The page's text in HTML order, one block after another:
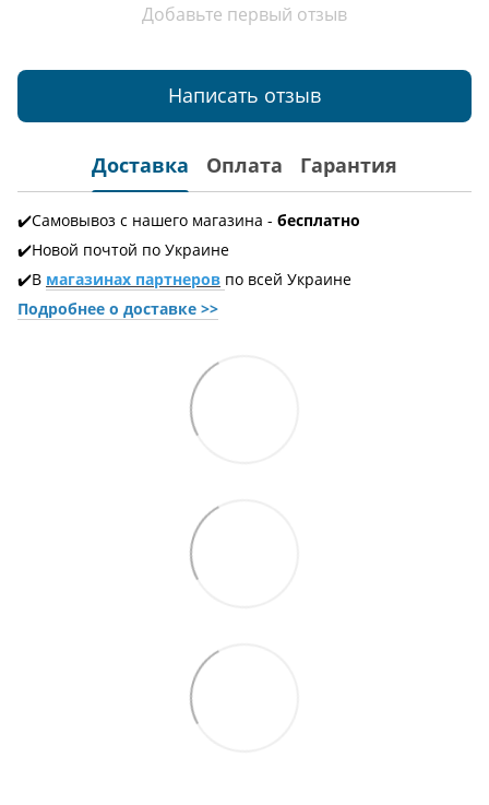
Добавьте первый отзыв
Написать отзыв
Доставка Оплата Гарантия
✔️Самовывоз с нашего магазина - бесплатно
✔️Новой почтой по Украине
✔️В магазинах партнеров по всей Украине
Подробнее о доставке >>